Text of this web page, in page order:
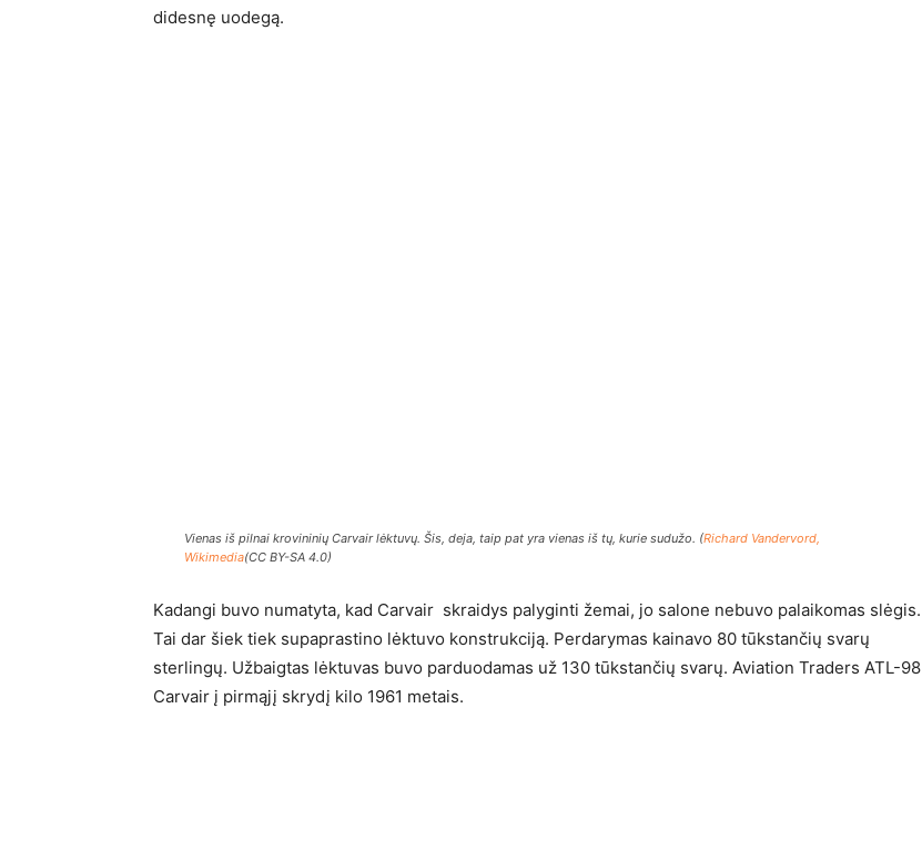
didesnę uodegą.
Vienas iš pilnai krovininių Carvair lėktuvų. Šis, deja, taip pat yra vienas iš tų, kurie sudužo. (Richard Vandervord,
Wikimedia(CC BY-SA 4.0)
Kadangi buvo numatyta, kad Carvair skraidys palyginti žemai, jo salone nebuvo palaikomas slėgis.
Tai dar šiek tiek supaprastino lėktuvo konstrukciją. Perdarymas kainavo 80 tūkstančių svarų
sterlingų. Užbaigtas lėktuvas buvo parduodamas už 130 tūkstančių svarų. Aviation Traders ATL-98
Carvair į pirmąjį skrydį kilo 1961 metais.